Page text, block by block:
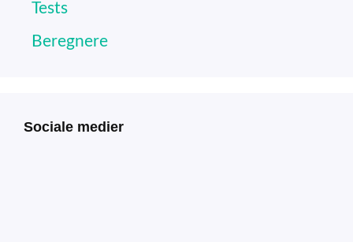
Tests
Beregnere
Sociale medier